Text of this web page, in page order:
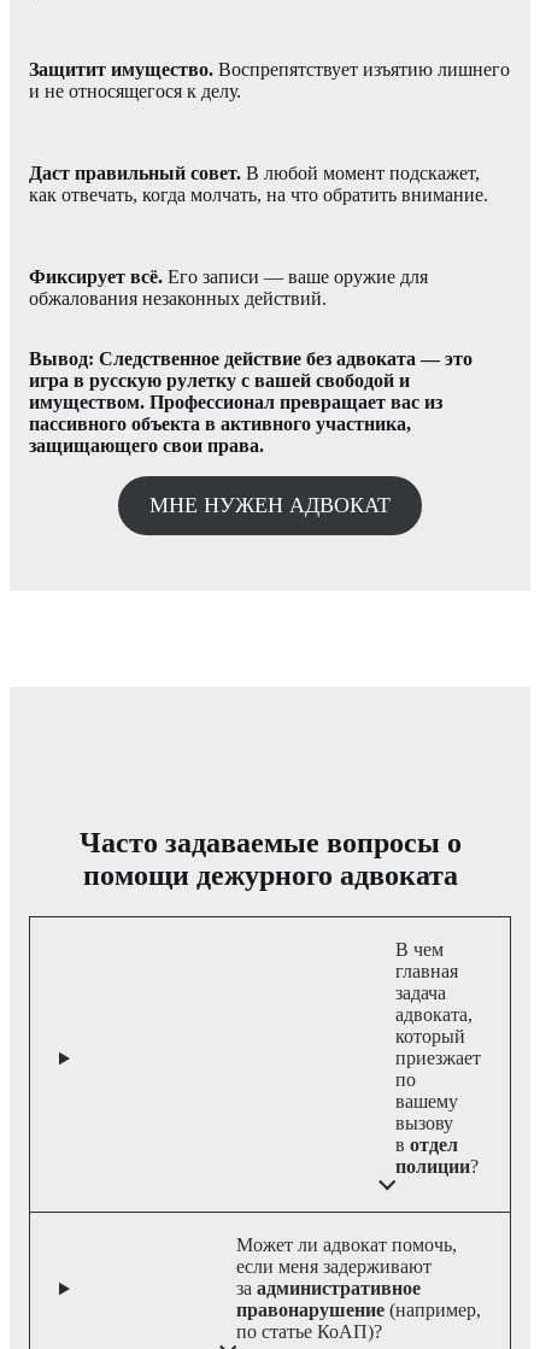
Защитит имущество. Воспрепятствует изъятию лишнего
и не относящегося к делу.
Даст правильный совет. В любой момент подскажет,
как отвечать, когда молчать, на что обратить внимание.
Фиксирует всё. Его записи — ваше оружие для
обжалования незаконных действий.
Вывод: Следственное действие без адвоката — это
игра в русскую рулетку с вашей свободой и
имуществом. Профессионал превращает вас из
пассивного объекта в активного участника,
защищающего свои права.
МНЕ НУЖЕН АДВОКАТ
Часто задаваемые вопросы о
помощи дежурного адвоката
В чем
главная
задача
адвоката,
который
приезжает
по
вашему
вызову
в отдел
полиции?
Может ли адвокат помочь,
если меня задерживают
за административное
правонарушение (например,
по статье КоАП)?